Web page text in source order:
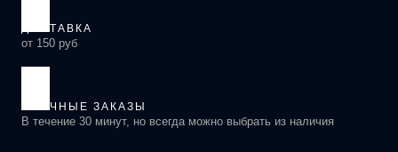
ДОСТАВКА
от 150 руб
СРОЧНЫЕ ЗАКАЗЫ
В течение 30 минут, но всегда можно выбрать из наличия